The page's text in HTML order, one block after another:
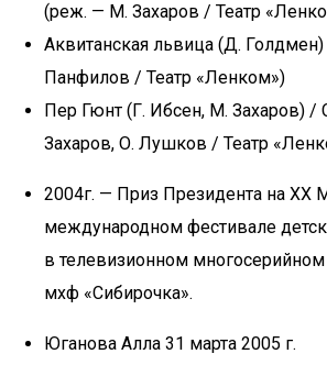
(реж. — М. Захаров / Театр
Аквитанская львица (Д.
Панфилов / Театр «Ленком»)
Пер Гюнт (Г. Ибсен, М. Захаров) /
Захаров, О. Лушков / Театр
2004г. — Приз Президента на ХХ
международном фестивале
в телевизионном
мхф «Сибирочка».
Юганова Алла 31 марта 2005 г.